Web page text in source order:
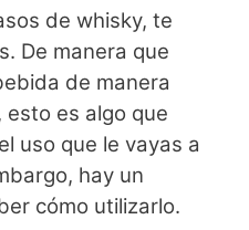
de whisky, te
De manera que
de manera
es algo que
uso que le vayas a
hay un
cómo utilizarlo.